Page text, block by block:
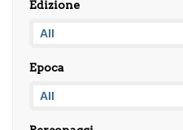
Edizione
Epoca